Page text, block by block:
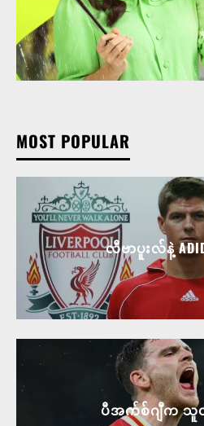
MOST POPULAR
လီဗာပူးလ်နဲ့
ပီအက်စ်ဂျီက သူ